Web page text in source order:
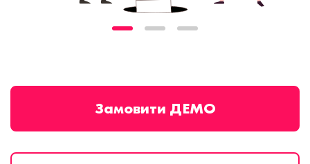
Замовити ДЕМО